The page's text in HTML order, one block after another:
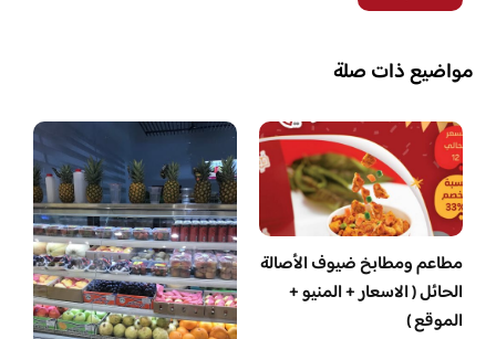
مواضيع ذات صلة
مطاعم ومطابخ ضيوف الأصالة
الحائل ( الاسعار + المنيو +
الموقع )